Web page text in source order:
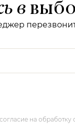
в
на